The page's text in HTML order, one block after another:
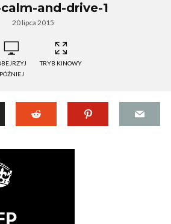
and-drive-1
20 lipca 2015
PÓŹNIEJ
TRYB KINOWY